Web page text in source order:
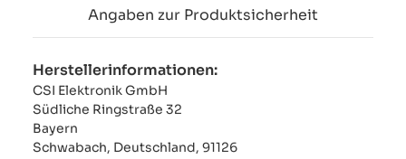
Angaben zur Produktsicherheit
Herstellerinformationen:
CSI Elektronik GmbH
Südliche Ringstraße 32
Bayern
Schwabach, Deutschland, 91126